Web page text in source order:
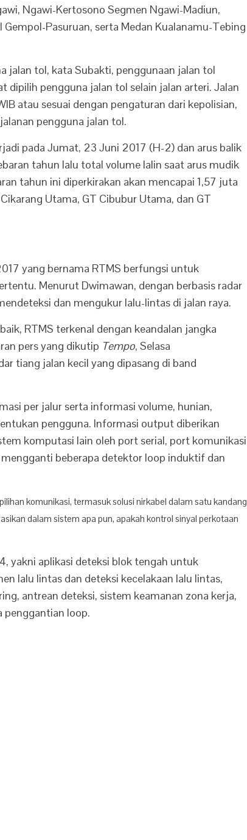
Ngawi-Kertosono Segmen Ngawi-Madiun,
Pasuruan, serta Medan Kualanamu-Tebing
jalan tol, kata Subakti, penggunaan jalan tol
pengguna jalan tol selain jalan arteri. Jalan
atau sesuai dengan pengaturan dari kepolisian,
pengguna jalan tol.
pada Jumat, 23 Juni 2017 (H-2) dan arus balik
tahun lalu total volume lalin saat arus mudik
tahun ini diperkirakan akan mencapai 1,57 juta
Utama, GT Cibubur Utama, dan GT
yang bernama RTMS berfungsi untuk
Menurut Dwimawan, dengan berbasis radar
dan mengukur lalu-lintas di jalan raya.
RTMS terkenal dengan keandalan jangka
pers yang dikutip Tempo, Selasa
tiang jalan kecil yang dipasang di band
per jalur serta informasi volume, hunian,
pengguna. Informasi output diberikan
komputasi lain oleh port serial, port komunikasi
beberapa detektor loop induktif dan
komunikasi, termasuk solusi nirkabel dalam satu kandang
dalam sistem apa pun, apakah kontrol sinyal perkotaan
yakni aplikasi deteksi blok tengah untuk
lalu lintas dan deteksi kecelakaan lalu lintas,
antrean deteksi, sistem keamanan zona kerja,
penggantian loop.